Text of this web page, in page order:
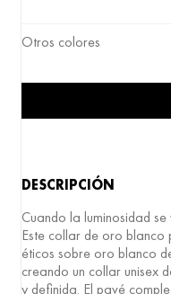
Otros colores
DESCRIPCIÓN
Cuando la luminosidad se
Este collar de oro blanco
éticos sobre oro blanco
creando un collar unisex
y definida. El pavé